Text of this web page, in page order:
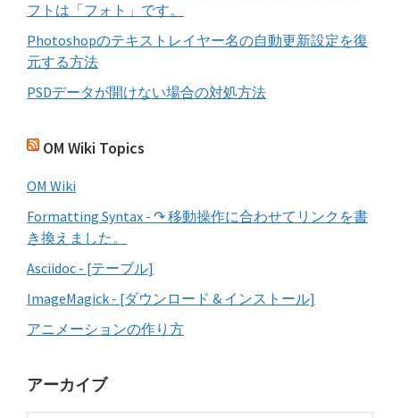
フトは「フォト」です。
Photoshopのテキストレイヤー名の自動更新設定を復
元する方法
PSDデータが開けない場合の対処方法
OM Wiki Topics
OM Wiki
Formatting Syntax - ↷ 移動操作に合わせてリンクを書
き換えました。
Asciidoc - [テーブル]
ImageMagick - [ダウンロード & インストール]
アニメーションの作り方
アーカイブ